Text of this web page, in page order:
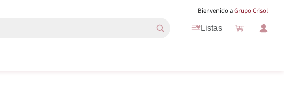
Bienvenido aGrupo Crisol
Listas